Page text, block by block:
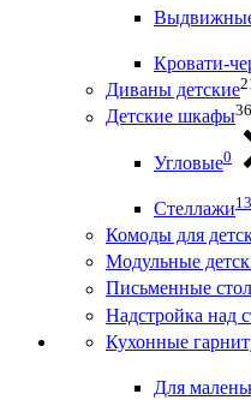
Выдвижные
Кровати-
Диваны детские
Детские шкафы36
Угловые0
Стеллажи13
Комоды для
Модульные
Письменные
Надстройка над
Кухонные
Для